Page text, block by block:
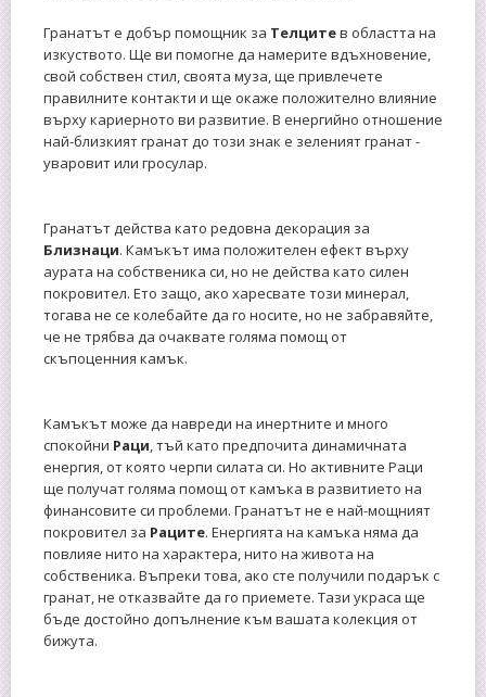
Гранатът е добър помощник за Телцитев областта на
изкуството. Ще ви помогне да намерите вдъхновение,
свой собствен стил, своята муза, ще привлечете
правилните контакти и ще окаже положително влияние
върху кариерното ви развитие. В енергийно отношение
най-близкият гранат до този знак е зеленият гранат -
уваровит или гросулар.
Гранатът действа като редовна декорация за
Близнаци. Камъкът има положителен ефект върху
аурата на собственика си, но не действа като силен
покровител. Ето защо, ако харесвате този минерал,
тогава не се колебайте да го носите, но не забравяйте,
че не трябва да очаквате голяма помощ от
скъпоценния камък.
Камъкът може да навреди на инертните и много
спокойни Раци , тъй като предпочита динамичната
енергия, от която черпи силата си. Но активните Раци
ще получат голяма помощ от камъка в развитието на
финансовите си проблеми. Гранатът не е най-мощният
покровител за Раците. Енергията на камъка няма да
повлияе нито на характера, нито на живота на
собственика. Въпреки това, ако сте получили подарък с
гранат, не отказвайте да го приемете. Тази украса ще
бъде достойно допълнение към вашата колекция от
бижута.